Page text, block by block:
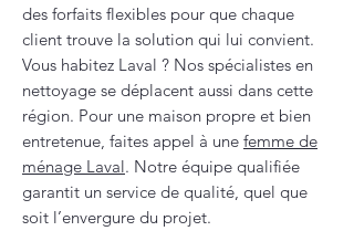
des forfaits flexibles pour que chaque
client trouve la solution qui lui convient.
Vous habitez Laval ? Nos spécialistes en
nettoyage se déplacent aussi dans cette
région. Pour une maison propre et bien
entretenue, faites appel à une femme de
ménage Laval. Notre équipe qualifiée
garantit un service de qualité, quel que
soit l’envergure du projet.